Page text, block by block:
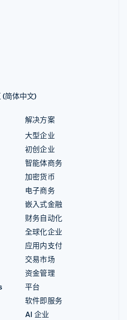
(简体中文)
解决方案
大型企业
初创企业
智能体商务
加密货币
电子商务
嵌入式金融
财务自动化
全球化企业
应用内支付
交易市场
资金管理
平台
软件即服务
AI 企业